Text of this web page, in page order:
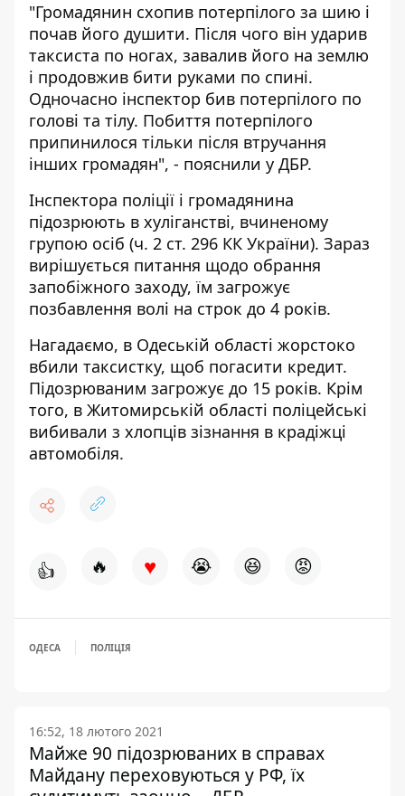
"Громадянин схопив потерпілого за шию і
почав його душити. Після чого він ударив
таксиста по ногах, завалив його на землю
і продовжив бити руками по спині.
Одночасно інспектор бив потерпілого по
голові та тілу. Побиття потерпілого
припинилося тільки після втручання
інших громадян", - пояснили у ДБР.
Інспектора поліції і громадянина
підозрюють в хуліганстві, вчиненому
групою осіб (ч. 2 ст. 296 КК України). Зараз
вирішується питання щодо обрання
запобіжного заходу, їм загрожує
позбавлення волі на строк до 4 років.
Нагадаємо, в Одеській області жорстоко
вбили таксистку, щоб погасити кредит.
Підозрюваним загрожує до 15 років. Крім
того, в Житомирській області поліцейські
вибивали з хлопців зізнання в крадіжці
автомобіля.
👍 🔥 ♥ 😭 😆 😡
ОДЕСА ПОЛІЦІЯ
16:52, 18 лютого 2021
Майже 90 підозрюваних в справах
Майдану переховуються у РФ, їх